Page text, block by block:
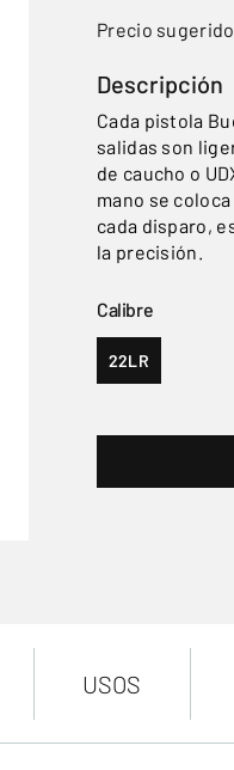
Precio
Descripción
Cada pistola
salidas son
de caucho o
mano se
cada disparo,
la precisión.
Calibre
22LR
USOS